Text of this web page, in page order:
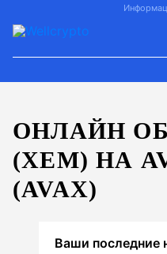
ОНЛАЙН
(XEM) НА
(AVAX)
Ваши последние